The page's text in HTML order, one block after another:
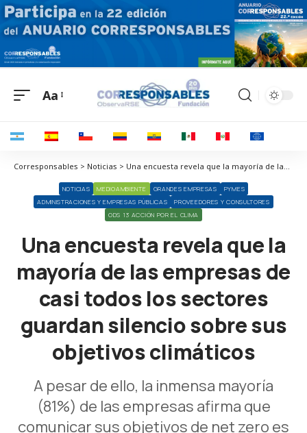
Aa
Corresponsables > Noticias > Una encuesta revela que la mayoría de las empresas de casi todos los sectores guardan silencio sobre sus objetivos climáticos
NOTICIAS MEDIOAMBIENTE GRANDES EMPRESAS
PYMES
ADMINISTRACIONES Y EMPRESAS PÚBLICAS
PROVEEDORES Y CONSULTORES
ODS 13 ACCIÓN POR EL CLIMA
Una encuesta revela que la
mayoría de las empresas de
casi todos los sectores
guardan silencio sobre sus
objetivos climáticos
A pesar de ello, la inmensa mayoría
(81%) de las empresas afirma que
comunicar sus objetivos de net zero es